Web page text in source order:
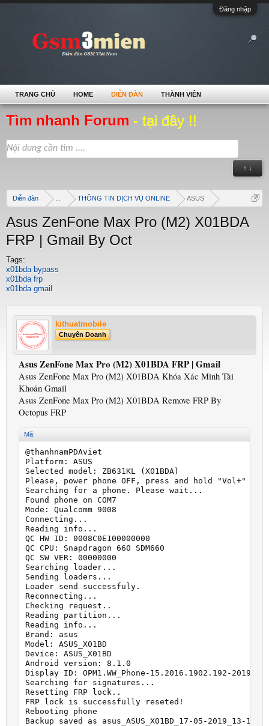
Đăng nhập
Tìm nhanh Forum - tại đây !!
↑ ↓
Diễn đàn THÔNG TIN DỊCH VỤ ONLINE ASUS
Asus ZenFone Max Pro (M2) X01BDA
FRP | Gmail By Oct
Tags:
x01bda bypass
x01bda frp
x01bda gmail
kithuatmobile
Chuyên Doanh
Asus ZenFone Max Pro (M2) X01BDA FRP | Gmail
Asus ZenFone Max Pro (M2) X01BDA Khóa Xác Minh Tài
Khoản Gmail
Asus ZenFone Max Pro (M2) X01BDA Remove FRP By
Octopus FRP
Mã:
@thanhnamPDAviet
Platform: ASUS
Selected model: ZB631KL (X01BDA)
Please, power phone OFF, press and hold "Vol+"
Searching for a phone. Please wait...
Found phone on COM7
Mode: Qualcomm 9008
Connecting...
Reading info...
QC HW ID: 0008C0E100000000
QC CPU: Snapdragon 660 SDM660
QC SW VER: 00000000
Searching loader...
Sending loaders...
Loader send successfuly.
Reconnecting...
Checking request..
Reading partition...
Reading info...
Brand: asus
Model: ASUS_X01BD
Device: ASUS_X01BD
Android version: 8.1.0
Display ID: OPM1.WW_Phone-15.2016.1902.192-
Searching for signatures...
Resetting FRP lock..
FRP lock is successfully reseted!
Rebooting phone
Backup saved as asus_ASUS_X01BD_17-05-2019_13-
TRANG CHỦ HOME DIỄN ĐÀN THÀNH VIÊN